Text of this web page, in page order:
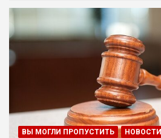
ВЫ МОГЛИ ПРОПУСТИТЬ
НОВОСТИ